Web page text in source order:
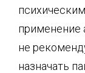
применение
не
назначать